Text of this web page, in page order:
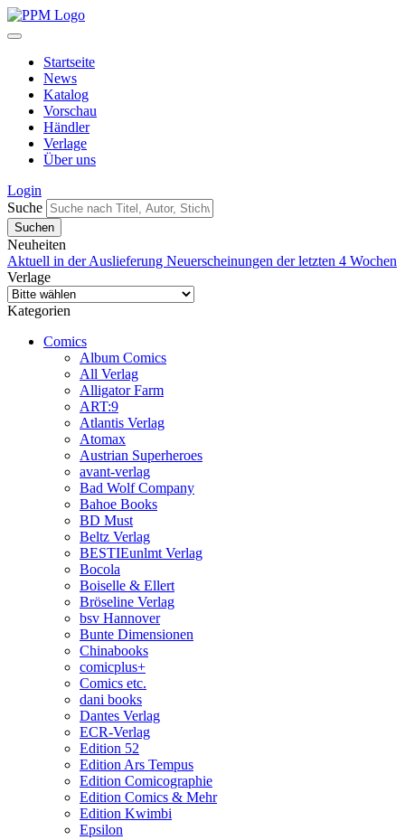
Startseite
News
Katalog
Vorschau
Händler
Verlage
Über uns
Login
Suche
Neuheiten
Aktuell in der Auslieferung Neuerscheinungen der letzten 4 Wochen
Verlage
Kategorien
Comics
Album Comics
All Verlag
Alligator Farm
ART:9
Atlantis Verlag
Atomax
Austrian Superheroes
avant-verlag
Bad Wolf Company
Bahoe Books
BD Must
Beltz Verlag
BESTIEunlmt Verlag
Bocola
Boiselle & Ellert
Bröseline Verlag
bsv Hannover
Bunte Dimensionen
Chinabooks
comicplus+
Comics etc.
dani books
Dantes Verlag
ECR-Verlag
Edition 52
Edition Ars Tempus
Edition Comicographie
Edition Comics & Mehr
Edition Kwimbi
Epsilon